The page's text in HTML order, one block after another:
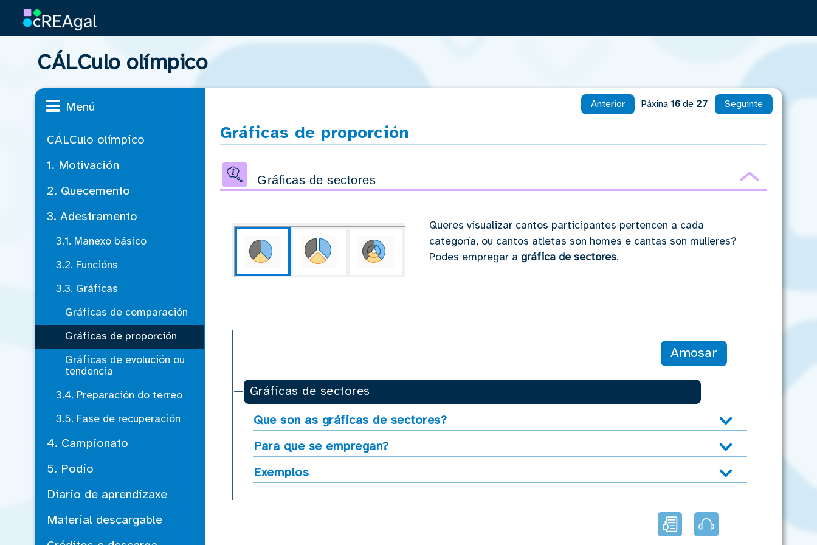
CÁLCulo olímpico
Menú
CÁLCulo olímpico
1. Motivación
2. Quecemento
3. Adestramento
3.1. Manexo básico
3.2. Funcións
3.3. Gráficas
Gráficas de comparación
Gráficas de proporción
Gráficas de evolución ou
tendencia
3.4. Preparación do terreo
3.5. Fase de recuperación
4. Campionato
5. Podio
Diario de aprendizaxe
Material descargable
Anterior Páxina 16 de 27 Seguinte
Gráficas de proporción
Gráficas de sectores
Lectura
facilitada
Audio
Queres visualizar cantos participantes pertencen a cada
categoría, ou cantos atletas son homes e cantas son mulleres?
Podes empregar a gráfica de sectores.
Amosar
Gráficas de sectores
Que son as gráficas de sectores?
Para que se empregan?
Exemplos